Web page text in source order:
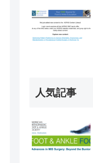
人気記事